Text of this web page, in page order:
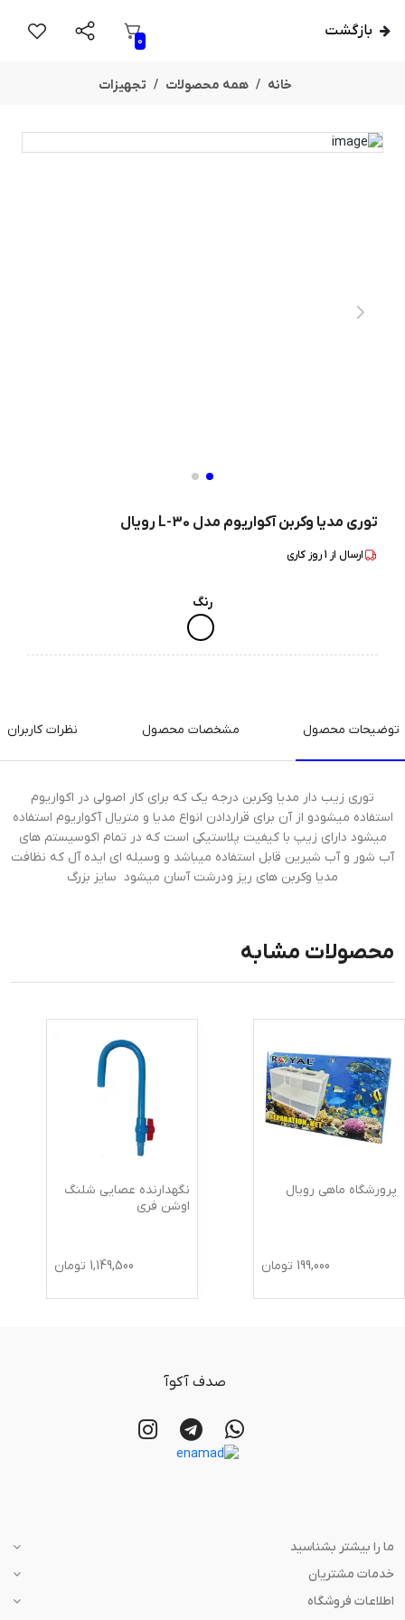
بازگشت
0
خانه همه محصولات تجهیزات
توری مدیا وکربن آکواریوم مدل L-30 رویال
ارسال از 1روز کاری
رنگ
توضیحات محصول مشخصات محصول نظرات کاربران
توری زیب دار مدیا وکربن درجه یک که برای کار اصولی در اکواریوم
استفاده میشودو‎ از آن برای قراردادن انواع مدیا و متریال آکواریوم استفاده
میشود دارای زیپ با کیفیت پلاستیکی است که در تمام اکوسیستم های
آب شور و آب شیرین قابل استفاده میباشد و وسیله ای ایده آل که نظافت
مدیا وکربن های ریز ودرشت آسان میشود ‎ سایز بزرگ
محصولات مشابه
پرورشگاه ماهی رویال
199,000 تومان
نگهدارنده عصایی شلنگ
اوشن فری
1,149,500 تومان
صدف آکوآ
ما را بیشتر بشناسید
خدمات مشتریان
اطلاعات فروشگاه